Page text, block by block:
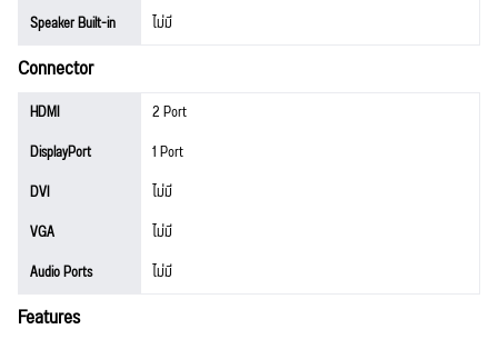
Speaker Built-in
ไม่มี
Connector
HDMI
2 Port
DisplayPort
1 Port
DVI
ไม่มี
VGA
ไม่มี
Audio Ports
ไม่มี
Features